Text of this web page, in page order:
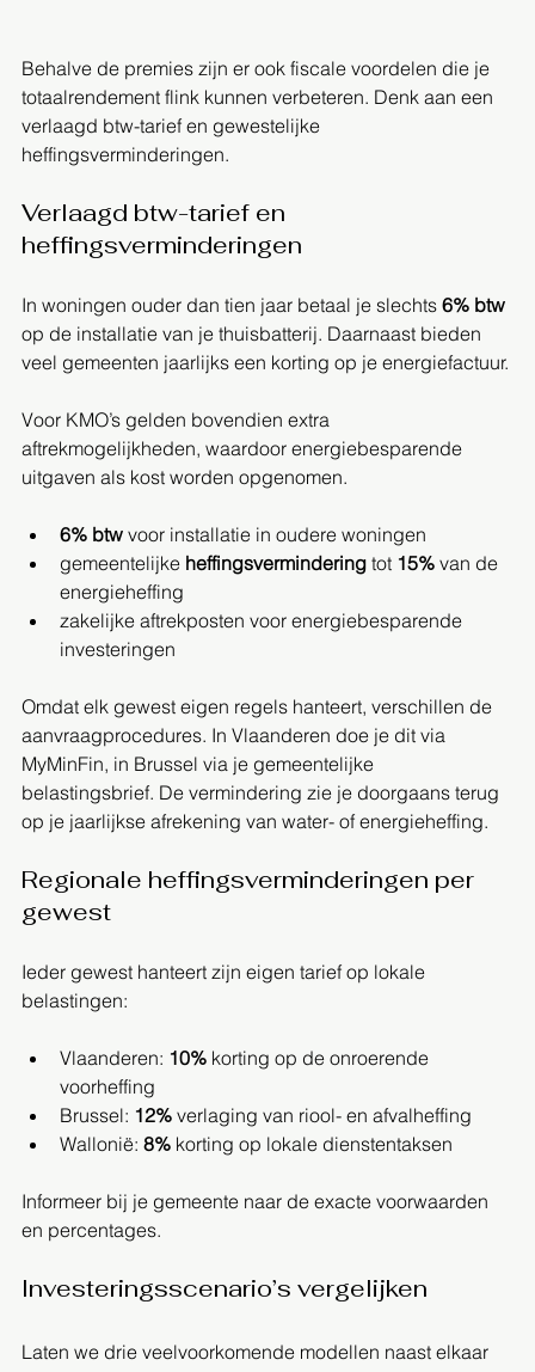
Behalve de premies zijn er ook fiscale voordelen die je
totaalrendement flink kunnen verbeteren. Denk aan een
verlaagd btw-tarief en gewestelijke
heffingsverminderingen.
Verlaagd btw-tarief en
heffingsverminderingen
In woningen ouder dan tien jaar betaal je slechts 6% btw
op de installatie van je thuisbatterij. Daarnaast bieden
veel gemeenten jaarlijks een korting op je energiefactuur.
Voor KMO’s gelden bovendien extra
aftrekmogelijkheden, waardoor energiebesparende
uitgaven als kost worden opgenomen.
6% btw voor installatie in oudere woningen
gemeentelijke heffingsvermindering tot 15% van de
energieheffing
zakelijke aftrekposten voor energiebesparende
investeringen
Omdat elk gewest eigen regels hanteert, verschillen de
aanvraagprocedures. In Vlaanderen doe je dit via
MyMinFin, in Brussel via je gemeentelijke
belastingsbrief. De vermindering zie je doorgaans terug
op je jaarlijkse afrekening van water- of energieheffing.
Regionale heffingsverminderingen per
gewest
Ieder gewest hanteert zijn eigen tarief op lokale
belastingen:
Vlaanderen: 10% korting op de onroerende
voorheffing
Brussel: 12% verlaging van riool- en afvalheffing
Wallonië: 8% korting op lokale dienstentaksen
Informeer bij je gemeente naar de exacte voorwaarden
en percentages.
Investeringsscenario’s vergelijken
Laten we drie veelvoorkomende modellen naast elkaar